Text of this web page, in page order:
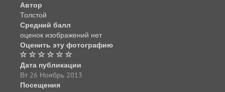
Автор
Толстой
Средний балл
оценок изображений нет
Оценить эту фотографию
Дата публикации
Вт 26 Ноябрь 2013
Посещения